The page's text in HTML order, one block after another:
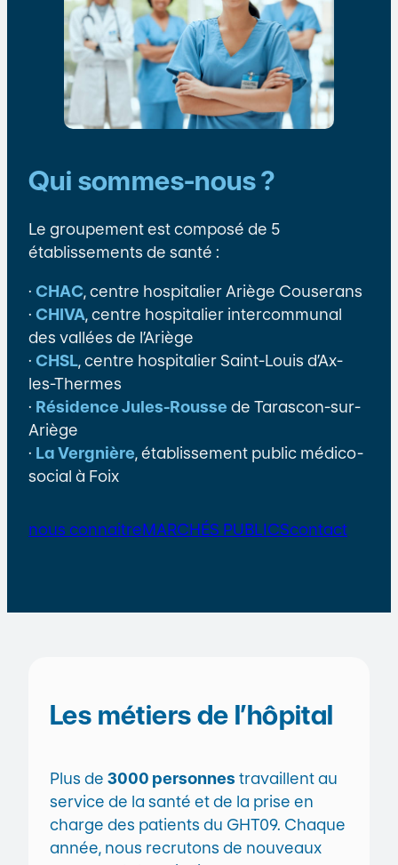
Qui sommes-nous ?
Le groupement est composé de 5
établissements de santé :
· CHAC, centre hospitalier Ariège Couserans
· CHIVA, centre hospitalier intercommunal
des vallées de l’Ariège
· CHSL, centre hospitalier Saint-Louis d’Ax-
les-Thermes
· Résidence Jules-Rousse de Tarascon-sur-
Ariège
· La Vergnière, établissement public médico-
social à Foix
nous connaitreMARCHÉS PUBLICScontact
Les métiers de l’hôpital
Plus de 3000 personnes travaillent au
service de la santé et de la prise en
charge des patients du GHT09. Chaque
année, nous recrutons de nouveaux